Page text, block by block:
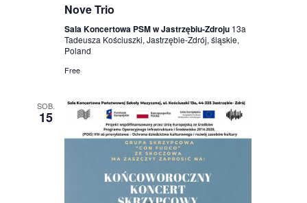
Nove Trio
Sala Koncertowa PSM w Jastrzębiu-Zdroju 13a
Tadeusza Kościuszki, Jastrzębie-Zdrój, śląskie,
Poland
Free
SOB.
15